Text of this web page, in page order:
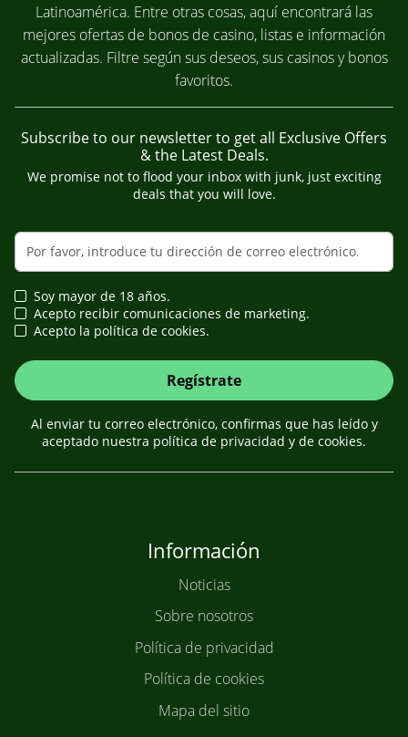
Latinoamérica. Entre otras cosas, aquí encontrará las
mejores ofertas de bonos de casino, listas e información
actualizadas. Filtre según sus deseos, sus casinos y bonos
favoritos.
Subscribe to our newsletter to get all Exclusive Offers
& the Latest Deals.
We promise not to flood your inbox with junk, just exciting
deals that you will love.
Soy mayor de 18 años.
Acepto recibir comunicaciones de marketing.
Acepto la política de cookies.
Regístrate
Al enviar tu correo electrónico, confirmas que has leído y
aceptado nuestra política de privacidad y de cookies.
Información
Noticias
Sobre nosotros
Política de privacidad
Política de cookies
Mapa del sitio